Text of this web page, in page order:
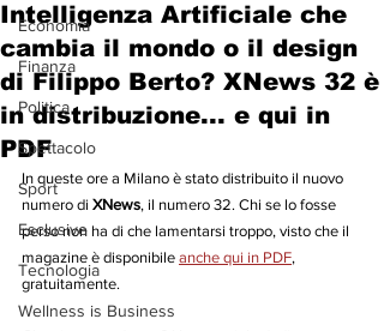
Economia
Finanza
Politica
Spettacolo
Sport
Esclusive
Tecnologia
Wellness is Business
Intelligenza Artificiale che
cambia il mondo o il design
di Filippo Berto? XNews 32 è
in distribuzione... e qui in
PDF
In queste ore a Milano è stato distribuito il nuovo
numero di XNews, il numero 32. Chi se lo fosse
perso non ha di che lamentarsi troppo, visto che il
magazine è disponibile anche qui in PDF,
gratuitamente.